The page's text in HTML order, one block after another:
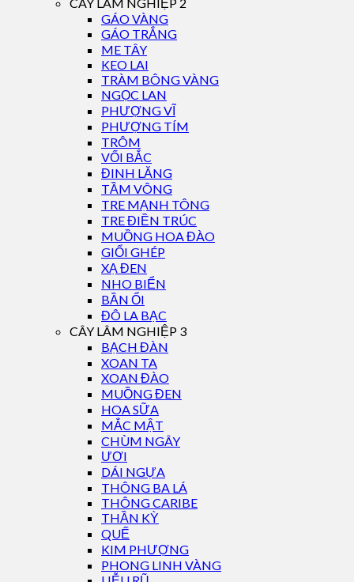
CÂY LÂM NGHIỆP 2
GÁO VÀNG
GÁO TRẮNG
ME TÂY
KEO LAI
TRÀM BÔNG VÀNG
NGỌC LAN
PHƯỢNG VĨ
PHƯỢNG TÍM
TRÔM
VỐI BẮC
ĐINH LĂNG
TẦM VÔNG
TRE MẠNH TÔNG
TRE ĐIỀN TRÚC
MUỒNG HOA ĐÀO
GIỔI GHÉP
XẠ ĐEN
NHO BIỂN
BẦN ỔI
ĐÔ LA BẠC
CÂY LÂM NGHIỆP 3
BẠCH ĐÀN
XOAN TA
XOAN ĐÀO
MUỒNG ĐEN
HOA SỮA
MẮC MẬT
CHÙM NGÂY
ƯƠI
DÁI NGỰA
THÔNG BA LÁ
THÔNG CARIBE
THẦN KỲ
QUẾ
KIM PHƯỢNG
PHONG LINH VÀNG